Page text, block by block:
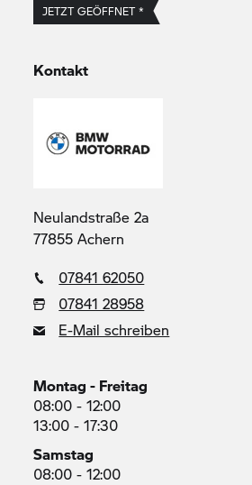
JETZT GEÖFFNET *
Kontakt
Neulandstraße 2a
77855 Achern
07841 62050
07841 28958
E-Mail schreiben
Montag - Freitag
08:00 - 12:00
13:00 - 17:30
Samstag
08:00 - 12:00